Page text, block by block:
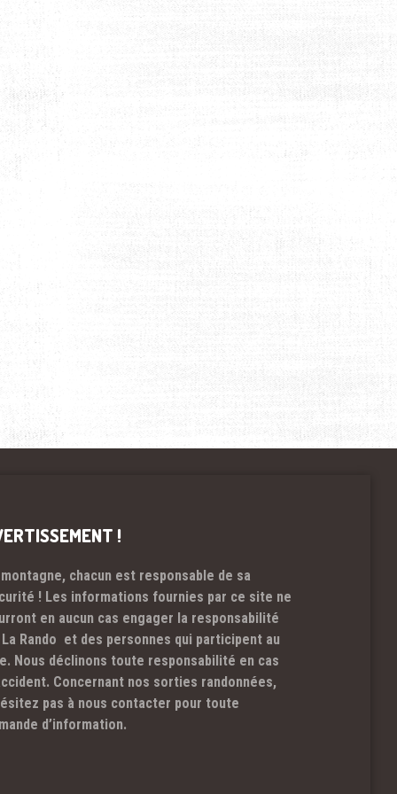
!
montagne, chacun est responsable de sa
! Les informations fournies par ce site ne
en aucun cas engager la responsabilité
Rando et des personnes qui participent au
Nous déclinons toute responsabilité en cas
Concernant nos sorties randonnées,
pas à nous contacter pour toute
d’information.